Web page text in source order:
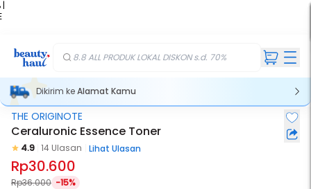
|
8.8 ALL PRODUK LOKAL DISKON s.d. 70%
Dikirim keAlamat Kamu
THE ORIGINOTE
Ceraluronic Essence Toner
4.9 14 Ulasan Lihat Ulasan
Rp30.600
Rp36.000 -15%